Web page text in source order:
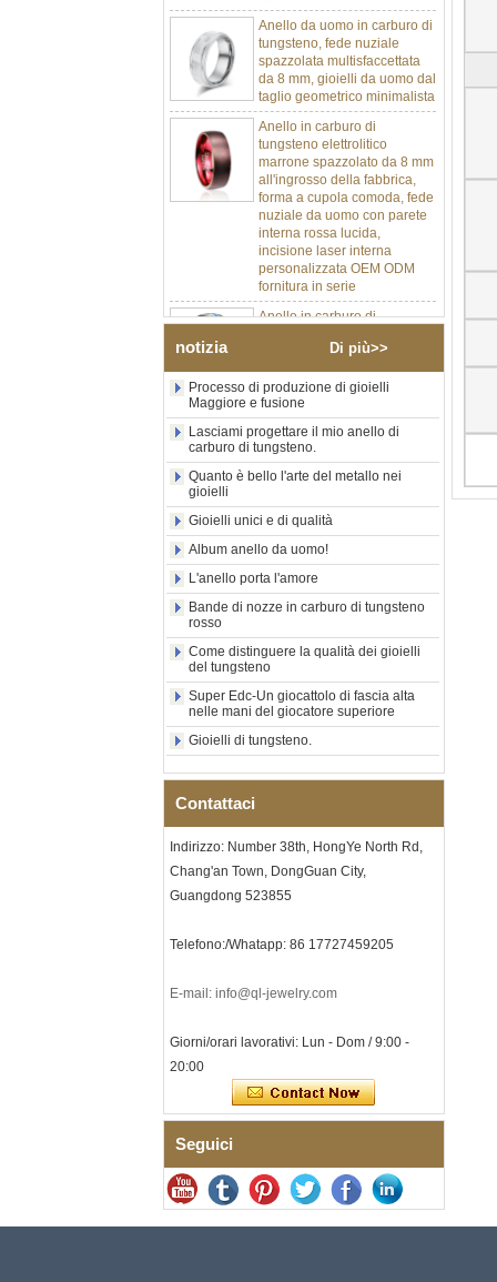
Anello da uomo in carburo di
tungsteno, fede nuziale
spazzolata multisfaccettata
da 8 mm, gioielli da uomo dal
taglio geometrico minimalista
Anello in carburo di
tungsteno elettrolitico
marrone spazzolato da 8 mm
all'ingrosso della fabbrica,
forma a cupola comoda, fede
nuziale da uomo con parete
interna rossa lucida,
incisione laser interna
personalizzata OEM ODM
fornitura in serie
Anello in carburo di
tungsteno argento lucido da
inserto centrale in opale blu
schiacciato con striscia
sintetica in malachite, fede
nuziale da uomo con
incisione laser interna
personalizzata OEM ODM
fornitura in serie
tungsteno con sigillo
quadrato nero lucido
all'ingrosso di fabbrica,
intarsio in legno con motivo a
croce in conchiglia di
abalone, anello di
dichiarazione religiosa da
personalizzata OEM ODM
Fornitura all'
Anello in carburo di
tungsteno elettrolitico in oro
rosa da 8 mm all'ingrosso
della fabbrica, corda per
interna personalizzata OEM
ODM fornitura in
Bracciale da uomo a maglie I
in acciaio inossidabile 304
chiusura deployante a
terapia con pietre
acciaio inossidabile 316L in
ceramica blu zaffiro,
bracciale a maglie fini
senza soluzione di continuità
Anello da uomo in carburo di
tungsteno sfaccettato
martellato, fede nuziale da
notizia Di più>>
Processo di produzione di gioielli
Maggiore e fusione
Lasciami progettare il mio anello di
carburo di tungsteno.
Quanto è bello l'arte del metallo nei
gioielli
Gioielli unici e di qualità
Album anello da uomo!
L'anello porta l'amore
Bande di nozze in carburo di tungsteno
rosso
Come distinguere la qualità dei gioielli
del tungsteno
Super Edc-Un giocattolo di fascia alta
nelle mani del giocatore superiore
Gioielli di tungsteno.
Contattaci
Indirizzo: Number 38th, HongYe North Rd,
Chang'an Town, DongGuan City,
Guangdong 523855
Telefono:/Whatapp: 86 17727459205
E-mail: info@ql-jewelry.com
Giorni/orari lavorativi: Lun - Dom / 9:00 -
20:00
Seguici